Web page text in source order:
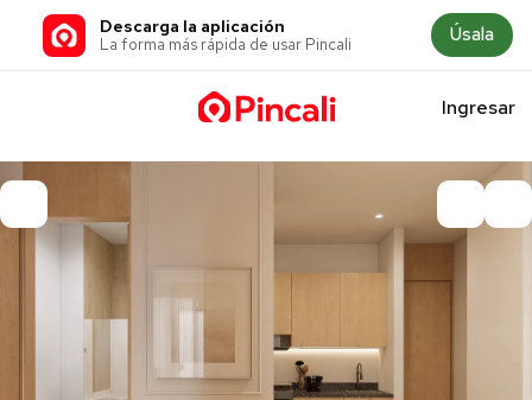
Descarga la aplicación
La forma más rápida de usar Pincali Úsala
Ingresar